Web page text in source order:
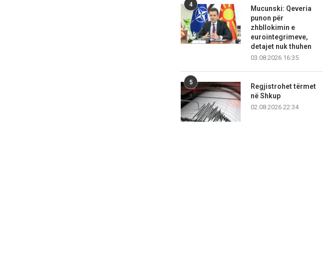
4
Mucunski: Qeveria
punon për
zhbllokimin e
eurointegrimeve,
detajet nuk thuhen
03.08.2026 16:35
5
Regjistrohet tërmet
në Shkup
02.08.2026 22:34